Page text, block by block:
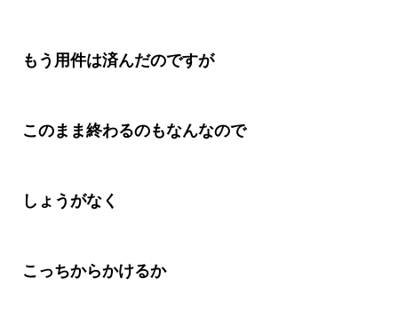
もう用件は済んだのですが
このまま終わるのもなんなので
しょうがなく
こっちからかけるか